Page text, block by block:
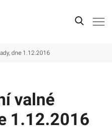
dne 1.12.2016
valné
1.12.2016